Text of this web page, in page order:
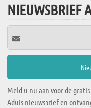
NIEUWSBRIEF
Meld u nu aan voor de gratis
Aduis nieuwsbrief en